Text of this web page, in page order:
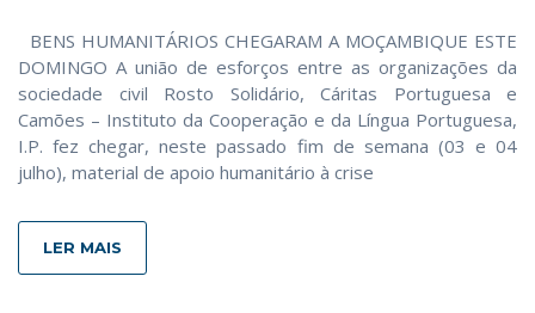
BENS HUMANITÁRIOS CHEGARAM A MOÇAMBIQUE ESTE
DOMINGO A união de esforços entre as organizações da
sociedade civil Rosto Solidário, Cáritas Portuguesa e
Camões – Instituto da Cooperação e da Língua Portuguesa,
I.P. fez chegar, neste passado fim de semana (03 e 04
julho), material de apoio humanitário à crise
LER MAIS